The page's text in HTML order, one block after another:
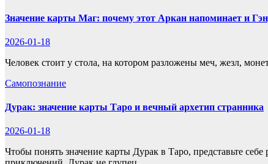
Значение карты Маг: почему этот Аркан напоминает и
2026-01-18
Человек стоит у стола, на котором разложены меч, жезл,
Самопознание
Дурак: значение карты Таро и вечный архетип странника
2026-01-18
Чтобы понять значение карты Дурак в Таро, представьте